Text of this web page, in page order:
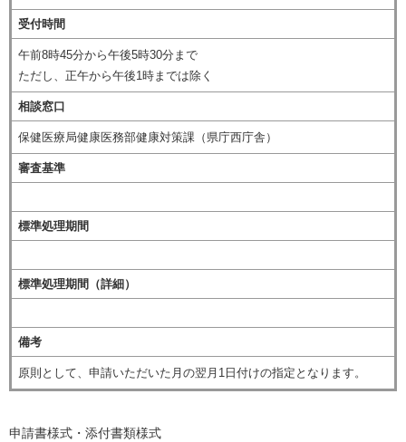
受付時間
午前8時45分から午後5時30分まで
ただし、正午から午後1時までは除く
相談窓口
保健医療局健康医務部健康対策課（県庁西庁舎）
審査基準
標準処理期間
標準処理期間（詳細）
備考
原則として、申請いただいた月の翌月1日付けの指定となります。
申請書様式・添付書類様式